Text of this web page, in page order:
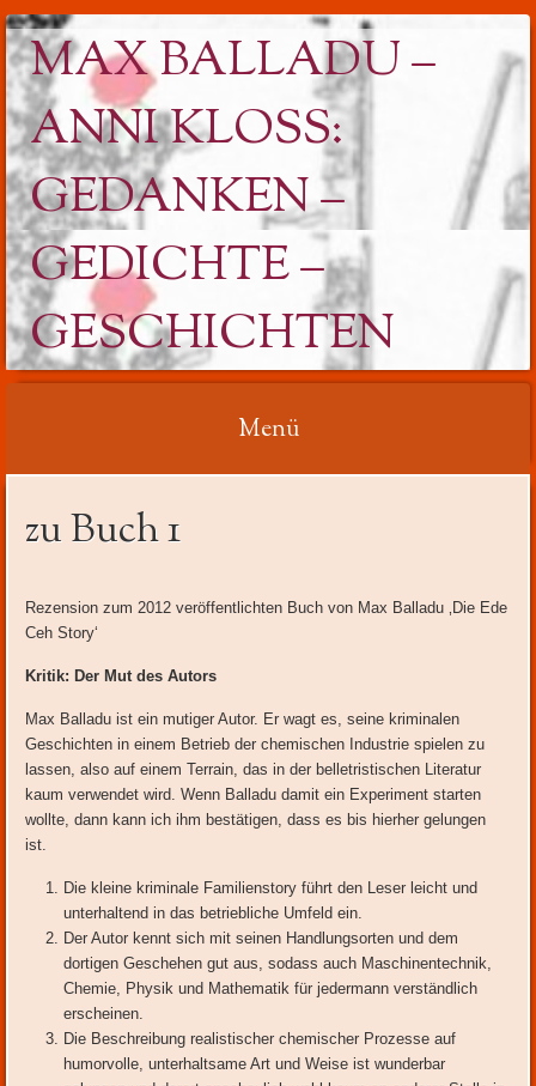
MAX BALLADU –
ANNI KLOSS: G
EDANKEN – G
EDICHTE – G
ESCHICHTEN
Menü
zum
zu Buch 1
Rezension zum 2012 veröffentlichten Buch von Max Balladu ‚Die Ede
Ceh Story‘
Kritik: Der Mut des Autors
Max Balladu ist ein mutiger Autor. Er wagt es, seine kriminalen
Geschichten in einem Betrieb der chemischen Industrie spielen zu
lassen, also auf einem Terrain, das in der belletristischen Literatur
kaum verwendet wird. Wenn Balladu damit ein Experiment starten
wollte, dann kann ich ihm bestätigen, dass es bis hierher gelungen
ist.
Die kleine kriminale Familienstory führt den Leser leicht und
unterhaltend in das betriebliche Umfeld ein.
Der Autor kennt sich mit seinen Handlungsorten und dem
dortigen Geschehen gut aus, sodass auch Maschinentechnik,
Chemie, Physik und Mathematik für jedermann verständlich
erscheinen.
Die Beschreibung realistischer chemischer Prozesse auf
humorvolle, unterhaltsame Art und Weise ist wunderbar